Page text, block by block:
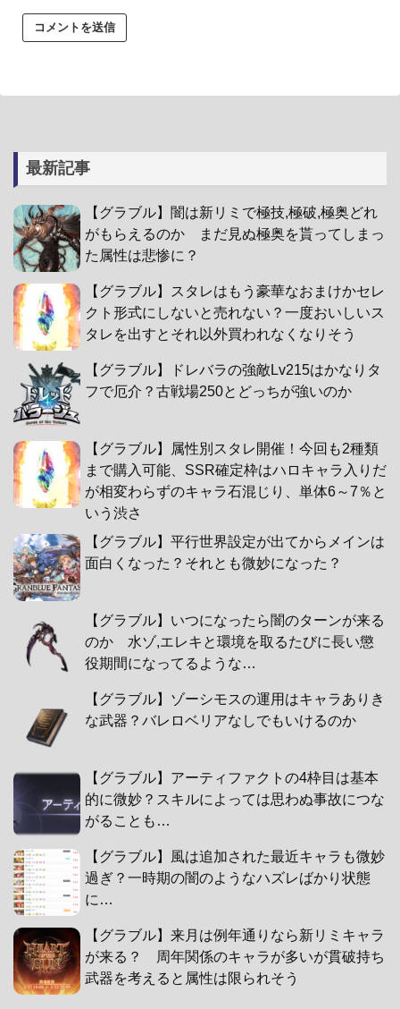
最新記事
【グラブル】闇は新リミで極技,極破,極奥どれ
がもらえるのか まだ見ぬ極奥を貰ってしまっ
た属性は悲惨に？
【グラブル】スタレはもう豪華なおまけかセレ
クト形式にしないと売れない？一度おいしいス
タレを出すとそれ以外買われなくなりそう
【グラブル】ドレバラの強敵Lv215はかなりタ
フで厄介？古戦場250とどっちが強いのか
【グラブル】属性別スタレ開催！今回も2種類
まで購入可能、SSR確定枠はハロキャラ入りだ
が相変わらずのキャラ石混じり、単体6～7％と
いう渋さ
【グラブル】平行世界設定が出てからメインは
面白くなった？それとも微妙になった？
【グラブル】いつになったら闇のターンが来る
のか 水ゾ,エレキと環境を取るたびに長い懲
役期間になってるような…
【グラブル】ゾーシモスの運用はキャラありき
な武器？バレロベリアなしでもいけるのか
【グラブル】アーティファクトの4枠目は基本
的に微妙？スキルによっては思わぬ事故につな
がることも…
【グラブル】風は追加された最近キャラも微妙
過ぎ？一時期の闇のようなハズレばかり状態
に…
【グラブル】来月は例年通りなら新リミキャラ
が来る？ 周年関係のキャラが多いが貫破持ち
武器を考えると属性は限られそう